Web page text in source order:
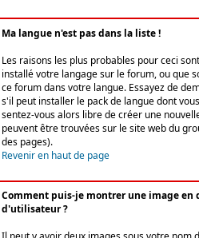
Ma langue n'est pas dans la liste !
Les raisons les plus probables pour ceci
installé votre langage sur le forum, ou que
ce forum dans votre langue. Essayez de
s'il peut installer le pack de langue dont
sentez-vous alors libre de créer une
peuvent être trouvées sur le site web du
des pages).
Revenir en haut de page
Comment puis-je montrer une image en
d'utilisateur ?